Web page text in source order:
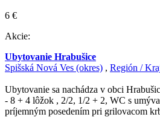
6 €
Akcie:
Ubytovanie Hrabušice
Spišská Nová Ves (okres) , Región /
Ubytovanie sa nachádza v obci
- 8 + 4 lôžok , 2/2, 1/2 + 2, WC s
príjemným posedením pri grilovacom